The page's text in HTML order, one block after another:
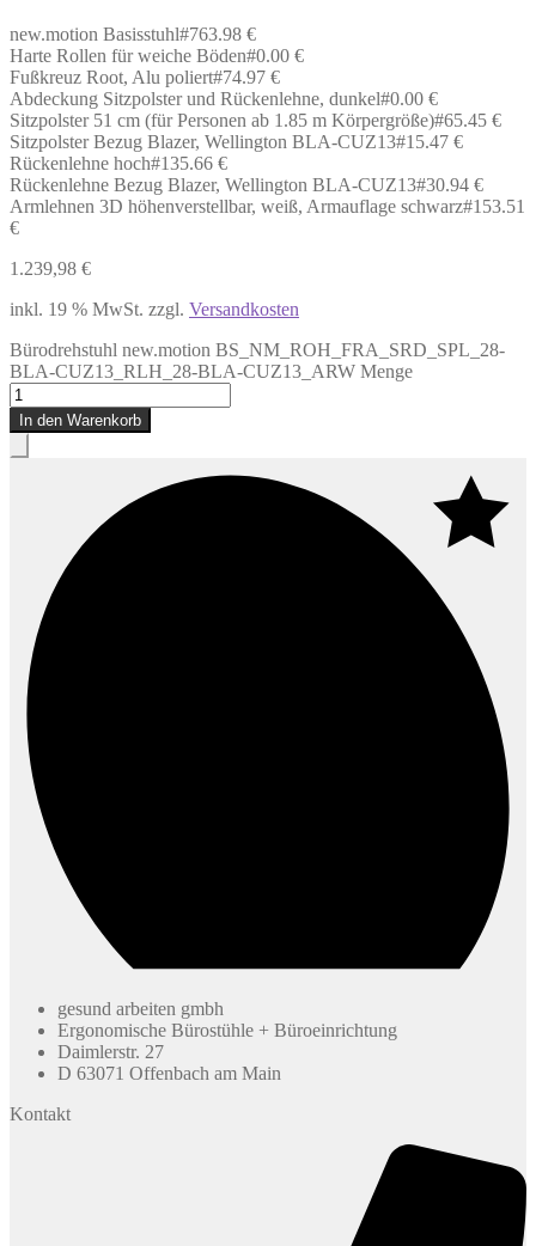
new.motion Basisstuhl#763.98 €
Harte Rollen für weiche Böden#0.00 €
Fußkreuz Root, Alu poliert#74.97 €
Abdeckung Sitzpolster und Rückenlehne, dunkel#0.00 €
Sitzpolster 51 cm (für Personen ab 1.85 m Körpergröße)#65.45 €
Sitzpolster Bezug Blazer, Wellington BLA-CUZ13#15.47 €
Rückenlehne hoch#135.66 €
Rückenlehne Bezug Blazer, Wellington BLA-CUZ13#30.94 €
Armlehnen 3D höhenverstellbar, weiß, Armauflage schwarz#153.51
€
1.239,98 €
inkl. 19 % MwSt. zzgl. Versandkosten
Bürodrehstuhl new.motion BS_NM_ROH_FRA_SRD_SPL_28-
BLA-CUZ13_RLH_28-BLA-CUZ13_ARW Menge
In den Warenkorb
gesund arbeiten gmbh
Ergonomische Bürostühle + Büroeinrichtung
Daimlerstr. 27
D 63071 Offenbach am Main
Kontakt